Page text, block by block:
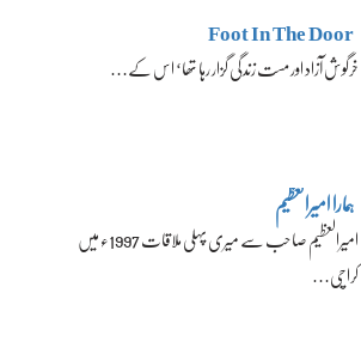
Foot In The Door
خرگوش آزاد اور مست زندگی گزار رہا تھا‘ اس کے…
ہمارا امیرالعظیم
امیرالعظیم صاحب سے میری پہلی ملاقات 1997ء میں
کراچی…